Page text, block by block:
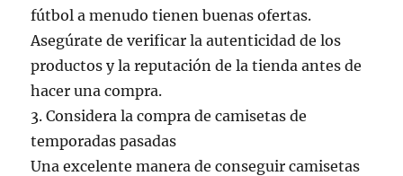
fútbol a menudo tienen buenas ofertas.
Asegúrate de verificar la autenticidad de los
productos y la reputación de la tienda antes de
hacer una compra.
3. Considera la compra de camisetas de
temporadas pasadas
Una excelente manera de conseguir camisetas